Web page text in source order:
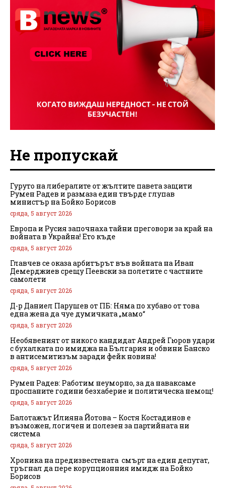
Не пропускай
Гуруто на либералите от жълтите павета защити
Румен Радев и размаза един твърде глупав
министър на Бойко Борисов
сряда, 5 август 2026
Европа и Русия започнаха тайни преговори за край на
войната в Украйна! Ето къде
сряда, 5 август 2026
Главчев се оказа арбитърът във войната на Иван
Демерджиев срещу Пеевски за полетите с частните
самолети
сряда, 5 август 2026
Д-р Даниел Парушев от ПБ: Няма по хубаво от това
една жена да чуе думичката „мамо“
сряда, 5 август 2026
Необявеният от никого кандидат Андрей Гюров удари
с бухалката по имиджа на България и обвини Банско
в антисемитизъм заради фейк новина!
сряда, 5 август 2026
Румен Радев: Работим неуморно, за да наваксаме
проспаните години безхаберие и политическа немощ!
сряда, 5 август 2026
Балотажът Илияна Йотова – Костя Костадинов е
възможен, логичен и полезен за партийната ни
система
сряда, 5 август 2026
Хроника на предизвестената смърт на един депутат,
тръгнал да пере корупционния имидж на Бойко
Борисов